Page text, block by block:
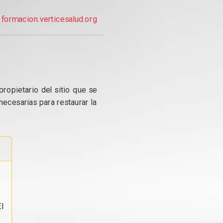
formacion.verticesalud.org
del sitio que se
para restaurar la